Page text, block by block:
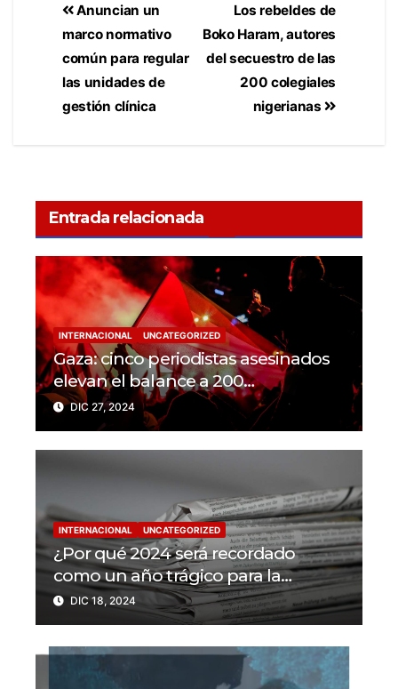
Los rebeldes de
Boko Haram, autores
del secuestro de las
200 colegiales
nigerianas
Anuncian un
marco normativo
común para regular
las unidades de
gestión clínica
Entrada relacionada
INTERNACIONAL UNCATEGORIZED
Gaza: cinco periodistas asesinados
elevan el balance a 200
trabajadores de la prensa muertos
en 2024
DIC 27, 2024
INTERNACIONAL UNCATEGORIZED
¿Por qué 2024 será recordado
como un año trágico para la
libertad de prensa? Un tercio de los
periodistas asesinados por Israel
DIC 18, 2024